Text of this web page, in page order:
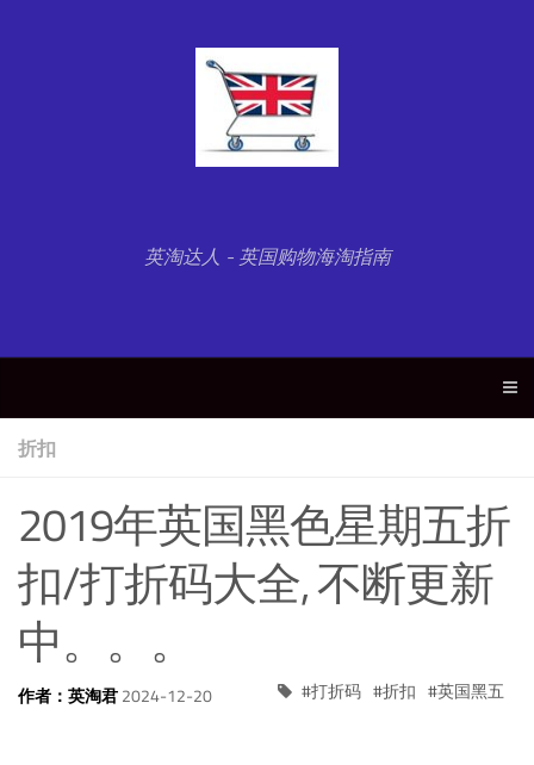
英淘达人 - 英国购物海淘指南
折扣
2019年英国黑色星期五折
扣/打折码大全, 不断更新
中。。。
作者：英淘君2024-12-20 打折码 折扣 英国黑五